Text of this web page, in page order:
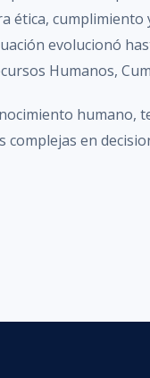
ética, cumplimiento
evolucionó
Humanos,
humano,
en